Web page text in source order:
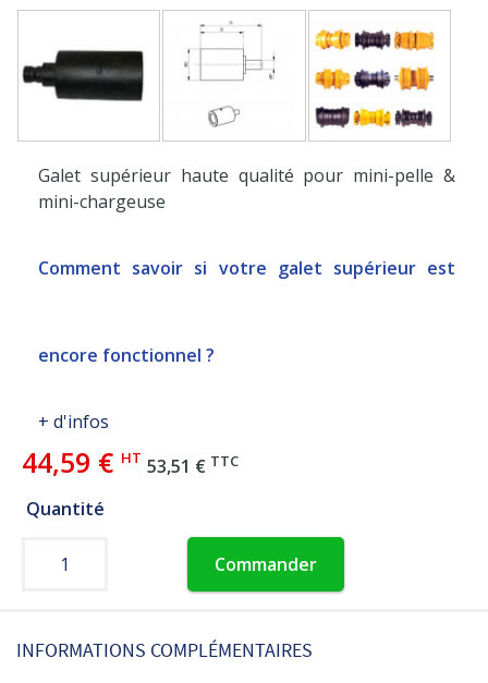
Galet supérieur haute qualité pour mini-pelle &
mini-chargeuse
Comment savoir si votre galet supérieur est
encore fonctionnel ?
+ d'infos
44,59 € HT 53,51 € TTC
Quantité
Commander
INFORMATIONS COMPLÉMENTAIRES